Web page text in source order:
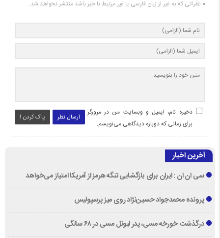
نظراتی که به غیر از زبان فارسی یا غیر مرتبط با خبر باشد منتشر نخواهد شد.
ارسال نظر پاک کردن !
ذخیره نام، ایمیل و وبسایت من در مرورگر
برای زمانی که دوباره دیدگاهی می‌نویسم.
آخرین اخبار
سی ان ان : ایران برای بازگشایی تنگه هرمز از آمریکا امتیاز می‌خواهد
پرونده محمدجواد حسین‌نژاد روی میز پرسپولیس
درگذشت خورخه مسی، پدر لیونل مسی در ۶۸ سالگی